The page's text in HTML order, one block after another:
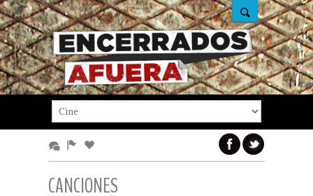
CANCIONES